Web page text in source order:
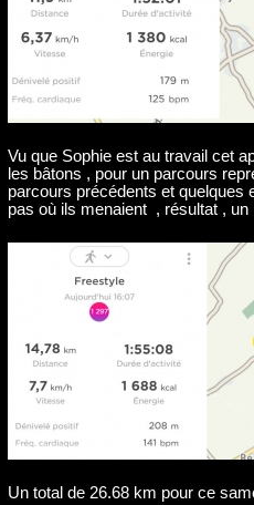
Vu que Sophie est au travail cet
les bâtons , pour un parcours
parcours précédents et quelques
pas où ils menaient , résultat ,
Un total de 26.68 km pour ce